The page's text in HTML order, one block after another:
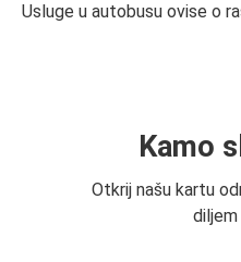
Usluge u autobusu ovise o
Kamo
Otkrij našu kartu